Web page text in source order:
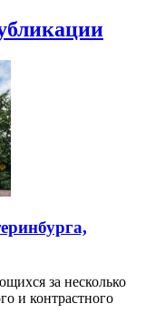
за несколько
и контрастного